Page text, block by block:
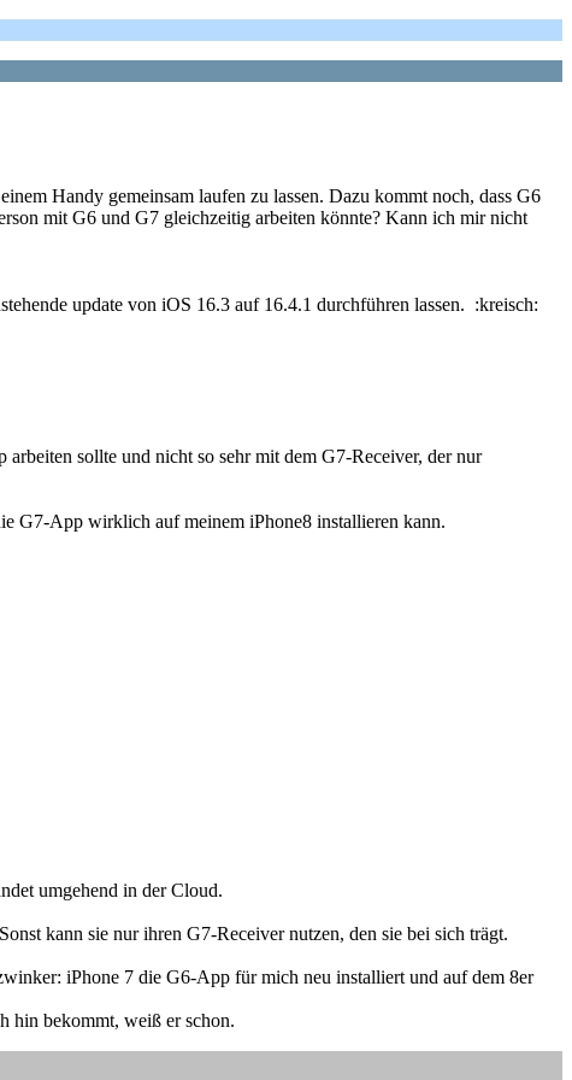
Handy gemeinsam laufen zu lassen. Dazu kommt noch, dass G6
mit G6 und G7 gleichzeitig arbeiten könnte? Kann ich mir nicht
update von iOS 16.3 auf 16.4.1 durchführen lassen. :kreisch:
sollte und nicht so sehr mit dem G7-Receiver, der nur
G7-App wirklich auf meinem iPhone8 installieren kann.
umgehend in der Cloud.
kann sie nur ihren G7-Receiver nutzen, den sie bei sich trägt.
iPhone 7 die G6-App für mich neu installiert und auf dem 8er
hin bekommt, weiß er schon.